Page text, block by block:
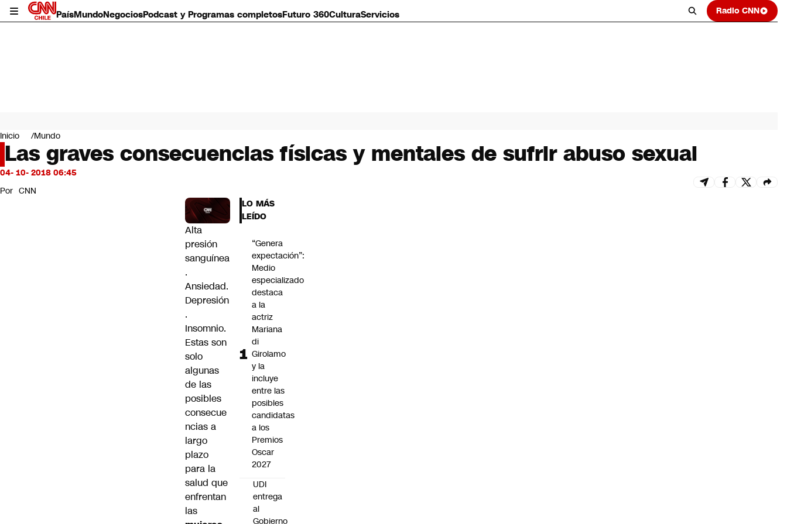
PaísMundoNegociosPodcast y Programas completosFuturo 360CulturaServicios Radio CNN
Mundo
Negocios
Deportes
Programas completos
Servicios
Inicio Mundo
Las graves consecuencias físicas y mentales de sufrir abuso sexual
04- 10- 2018 06:45
Por CNN
Alta
presión
sanguínea
.
Ansiedad.
Depresión
.
Insomnio.
Estas son
solo
algunas
de las
posibles
consecue
ncias a
largo
plazo
para la
salud que
enfrentan
las
LO MÁS
LEÍDO
“Genera
expectación”:
Medio
especializado
destaca
a la
actriz
Mariana
di
Girolamo
y la
incluye
entre las
posibles
candidatas
a los
Premios
Oscar
2027
UDI
entrega
al
Gobierno